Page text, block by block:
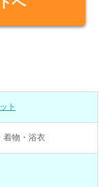
ト
着物・浴衣